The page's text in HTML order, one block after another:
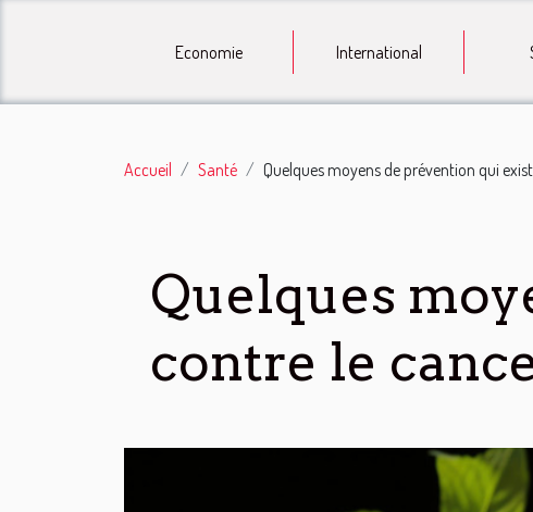
Economie International
Accueil Santé Quelques moyens de prévention qui
Quelques
contre le